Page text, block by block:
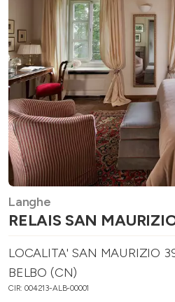
Langhe
RELAIS SAN
LOCALITA' SAN MAURIZIO
BELBO (CN)
CIR: 004213-ALB-00001